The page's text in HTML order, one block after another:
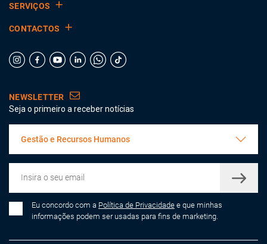
SERVIÇOS
CONTACTOS
NEWSLETTER
Seja o primeiro a receber notícias
Gestão e Recursos Humanos
Eu concordo com a Política de Privacidade e que minhas
informações podem ser usadas para fins de marketing.